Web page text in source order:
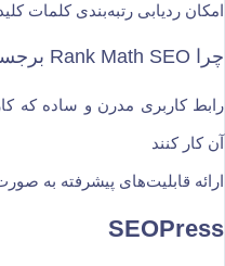
امکان ردیابی رتبه‌بندی کلمات
چرا Rank Math SEO برجسته است؟
رابط کاربری مدرن و ساده که
آن کار کنند
ارائه قابلیت‌های پیشرفته به
SEOPress